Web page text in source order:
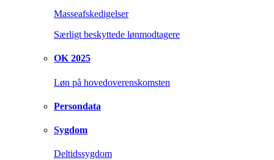
Masseafskedigelser
Særligt beskyttede lønmodtagere
OK 2025
Løn på hovedoverenskomsten
Persondata
Sygdom
Deltidssygdom